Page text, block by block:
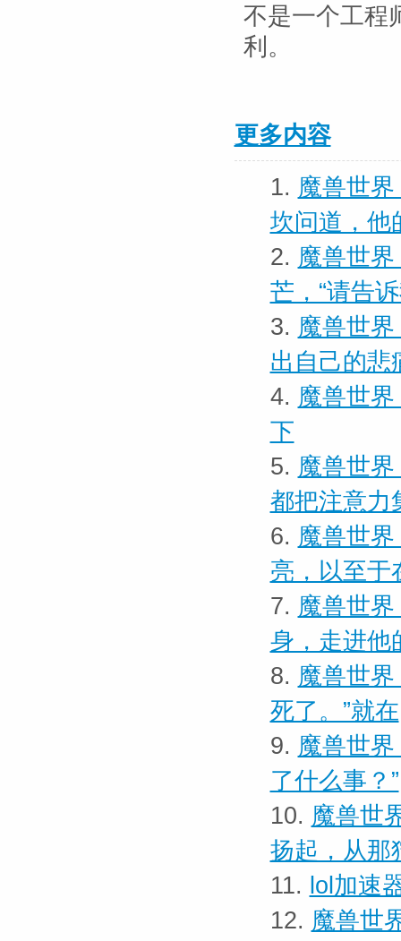
不是一个工程
利。
更多内容
1. 魔兽世
坎问道，他
2. 魔兽世
芒，“请告
3. 魔兽世
出自己的悲
4. 魔兽世
下
5. 魔兽世
都把注意力
6. 魔兽世
亮，以至于
7. 魔兽世
身，走进他
8. 魔兽世
死了。”就在
9. 魔兽世
了什么事？”
10. 魔兽世
扬起，从那
11. lol加速
12. 魔兽世